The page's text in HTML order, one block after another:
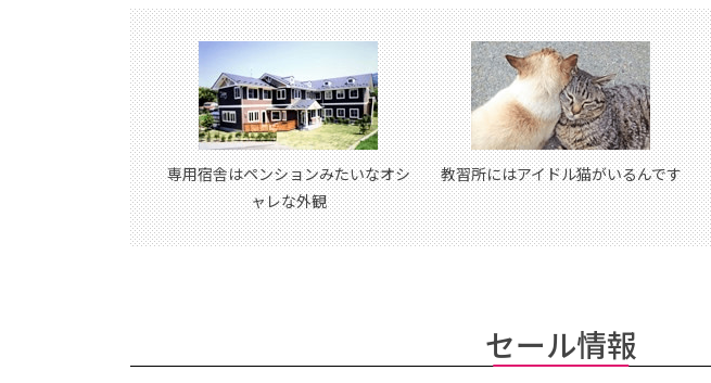
専用宿舎はペンションみたいなオシ
ャレな外観
教習所にはアイドル猫がいるんです
セール情報